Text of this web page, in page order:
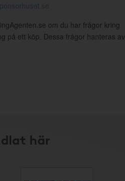
om du har frågor kring
på ett köp. Dessa frågor hanteras av
här